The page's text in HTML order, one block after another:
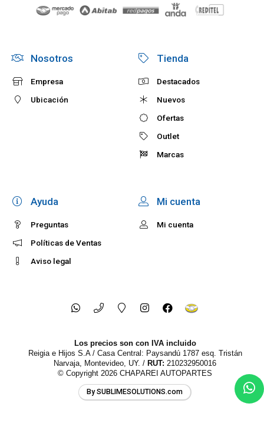
Nosotros
Empresa
Ubicación
Tienda
Destacados
Nuevos
Ofertas
Outlet
Marcas
Ayuda
Preguntas
Políticas de Ventas
Aviso legal
Mi cuenta
Mi cuenta
Los precios son con IVA incluido
Reigia e Hijos S.A / Casa Central: Paysandú 1787 esq. Tristán
Narvaja, Montevideo, UY. / RUT: 210232950016
© Copyright 2026 CHAPAREI AUTOPARTES
By SUBLIMESOLUTIONS.com